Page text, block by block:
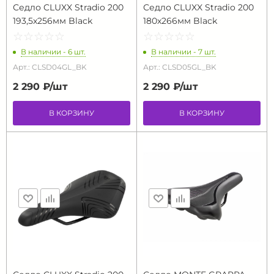
Седло CLUXX Stradio 200
193,5х256мм Black
☆ ☆ ☆ ☆ ☆
★ ★ ★ ★ ★
В наличии - 6 шт.
Арт.: CLSD04GL_BK
2 290 ₽/шт
В КОРЗИНУ
Седло CLUXX Stradio 200
180х266мм Black
☆ ☆ ☆ ☆ ☆
★ ★ ★ ★ ★
В наличии - 7 шт.
Арт.: CLSD05GL_BK
2 290 ₽/шт
В КОРЗИНУ